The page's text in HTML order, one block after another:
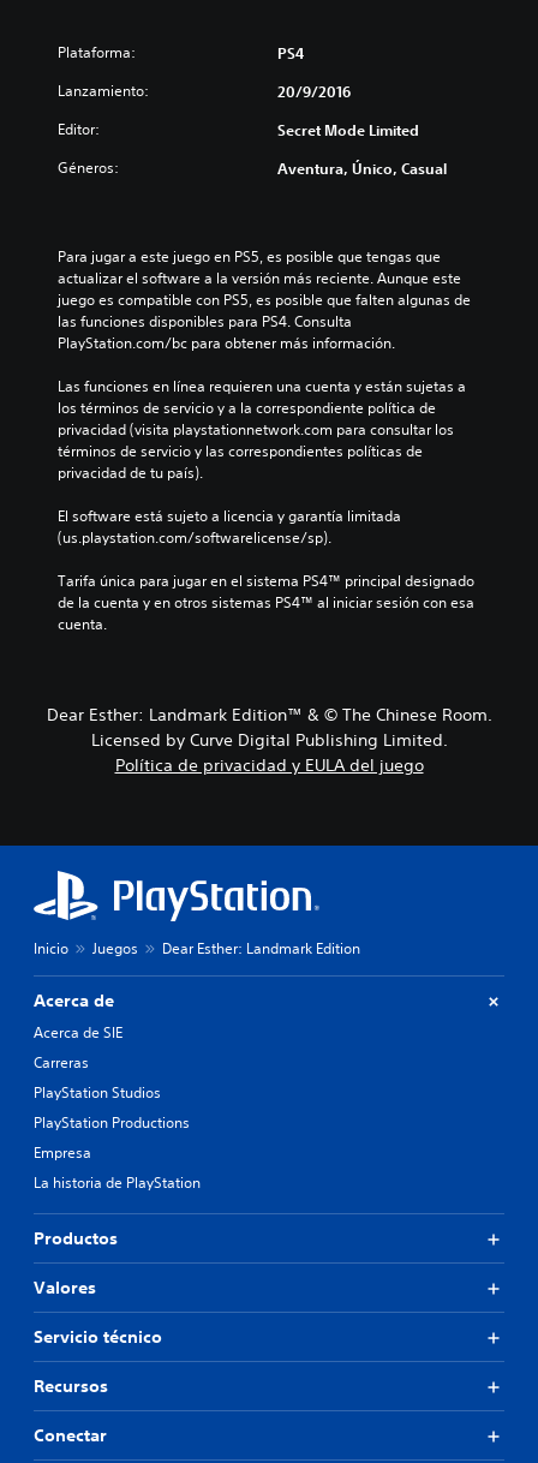
Plataforma: PS4
Lanzamiento: 20/9/2016
Editor: Secret Mode Limited
Géneros: Aventura, Único, Casual
Para jugar a este juego en PS5, es posible que tengas que
actualizar el software a la versión más reciente. Aunque este
juego es compatible con PS5, es posible que falten algunas de
las funciones disponibles para PS4. Consulta
PlayStation.com/bc para obtener más información.
Las funciones en línea requieren una cuenta y están sujetas a
los términos de servicio y a la correspondiente política de
privacidad (visita playstationnetwork.com para consultar los
términos de servicio y las correspondientes políticas de
privacidad de tu país).
El software está sujeto a licencia y garantía limitada
(us.playstation.com/softwarelicense/sp).
Tarifa única para jugar en el sistema PS4™ principal designado
de la cuenta y en otros sistemas PS4™ al iniciar sesión con esa
cuenta.
Dear Esther: Landmark Edition™ & © The Chinese Room.
Licensed by Curve Digital Publishing Limited.
Política de privacidad y EULA del juego
Inicio Juegos Dear Esther: Landmark Edition
Acerca de
Acerca de SIE
Carreras
PlayStation Studios
PlayStation Productions
Empresa
La historia de PlayStation
Productos
Valores
Servicio técnico
Recursos
Conectar